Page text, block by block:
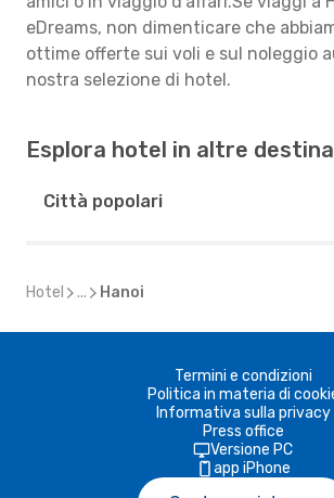
eDreams, non dimenticare che
ottime offerte sui voli e sul noleggio
nostra selezione di hotel.
Esplora hotel in altre
Città popolari
Hotel ... Hanoi
Termini e condizioni
Politica in materia di
Informativa sulla privacy
Press office
Versione PC
app iPhone